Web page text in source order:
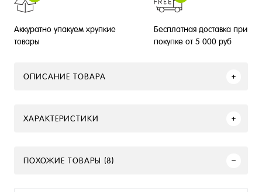
Аккуратно упакуем хрупкие
товары
Бесплатная доставка при
покупке от 5 000 руб
ОПИСАНИЕ ТОВАРА
ХАРАКТЕРИСТИКИ
ПОХОЖИЕ ТОВАРЫ (8)